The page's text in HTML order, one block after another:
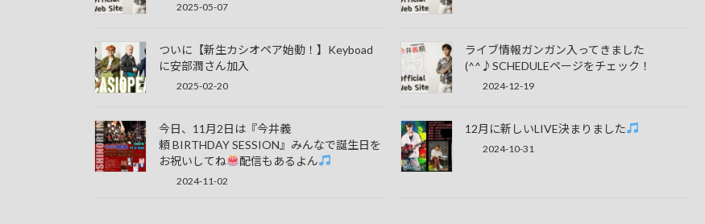
2025-05-07
ついに【新生カシオペア始動！】Keyboad
に安部潤さん加入
2025-02-20
ライブ情報ガンガン入ってきました
(^^♪SCHEDULEページをチェック！
2024-12-19
今日、11月2日は『今井義
頼 BIRTHDAY SESSION』みんなで誕生日を
お祝いしてね
配信もあるよん
2024-11-02
12月に新しいLIVE決まりました
2024-10-31